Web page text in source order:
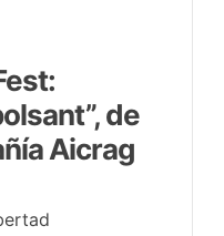
de
Aicrag